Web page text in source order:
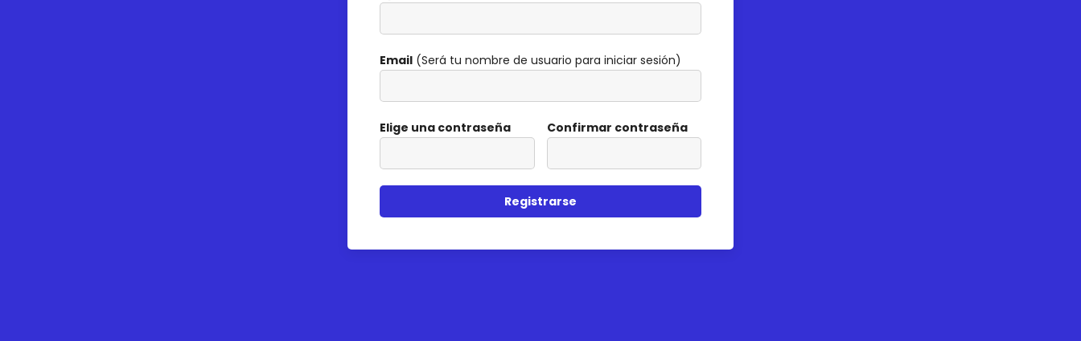
Email (Será tu nombre de usuario para iniciar sesión)
Elige una contraseña Confirmar contraseña
Registrarse